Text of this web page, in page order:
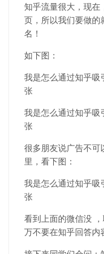
知乎流量很大，现在
页，所以我们要做的
名！
如下图：
我是怎么通过知乎吸
张
我是怎么通过知乎吸
张
很多朋友说广告不可
里，看下图：
我是怎么通过知乎吸
张
看到上面的微信没
万不要在知乎回答内